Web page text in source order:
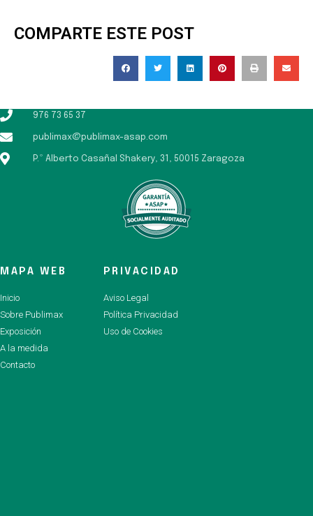
COMPARTE ESTE POST
976 73 65 37
publimax@publimax-asap.com
P.º Alberto Casañal Shakery, 31, 50015 Zaragoza
MAPA WEB
Inicio
Sobre Publimax
Exposición
A la medida
Contacto
PRIVACIDAD
Aviso Legal
Política Privacidad
Uso de Cookies